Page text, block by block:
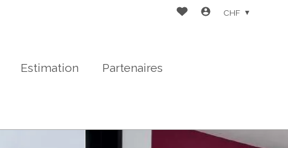
Estimation Partenaires
CHF